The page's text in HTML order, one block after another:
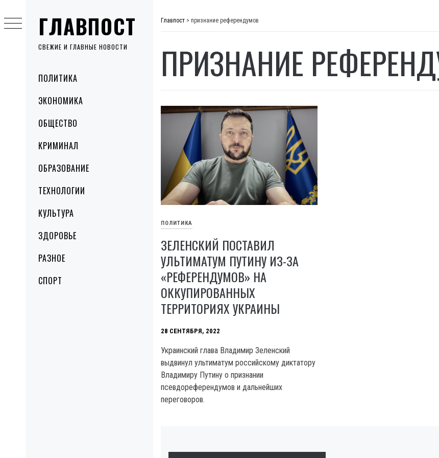
ГЛАВПОСТ
СВЕЖИЕ И ГЛАВНЫЕ НОВОСТИ
MenuПОЛИТИКА
ЭКОНОМИКА
ОБЩЕСТВО
КРИМИНАЛ
ОБРАЗОВАНИЕ
ТЕХНОЛОГИИ
КУЛЬТУРА
ЗДОРОВЬЕ
РАЗНОЕ
СПОРТ
to
content
Главпост > признание референдумов
ПРИЗНАНИЕ
ПОЛИТИКА
ЗЕЛЕНСКИЙ ПОСТАВИЛ
УЛЬТИМАТУМ ПУТИНУ ИЗ-ЗА
«РЕФЕРЕНДУМОВ» НА
ОККУПИРОВАННЫХ
ТЕРРИТОРИЯХ УКРАИНЫ
28 СЕНТЯБРЯ, 2022
Украинский глава Владимир Зеленский
выдвинул ультиматум российскому диктатору
Владимиру Путину о признании
псевдореферендумов и дальнейших
переговоров.